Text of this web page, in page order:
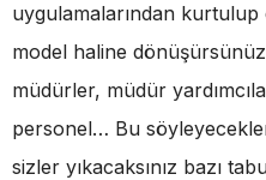
uygulamalarından kurtulup
model haline
müdürler, müdür
personel… Bu
sizler yıkacaksınız bazı